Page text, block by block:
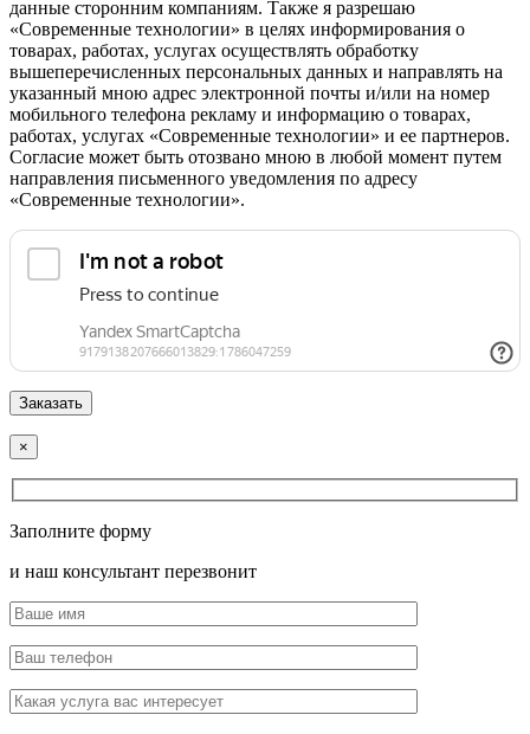
данные сторонним компаниям. Также я разрешаю
«Современные технологии» в целях информирования о
товарах, работах, услугах осуществлять обработку
вышеперечисленных персональных данных и направлять на
указанный мною адрес электронной почты и/или на номер
мобильного телефона рекламу и информацию о товарах,
работах, услугах «Современные технологии» и ее партнеров.
Согласие может быть отозвано мною в любой момент путем
направления письменного уведомления по адресу
«Современные технологии».
×
Заполните форму
и наш консультант перезвонит